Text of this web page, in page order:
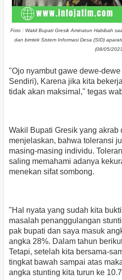
Foto : Wakil Bupati Gresik Aminatun Habibah
dan bimtek Sistem Informasi Desa (SID)
(08/05/
"Ojo nyambut gawe dewe-
Sendiri), Karena jika kita
tidak akan maksimal," tegas
Wakil Bupati Gresik yang akrab
menjelaskan, bahwa toleransi
masing-masing individu.
saling memahami adanya
menekan sifat sombong.
"Hal nyata yang sudah kita
masalah penanggulangan
pak bupati dan saya masuk
angka 28%. Dalam tahun
Tetapi, setelah kita bersama-
tingkat bawah sampai atas
angka stunting kita turun ke